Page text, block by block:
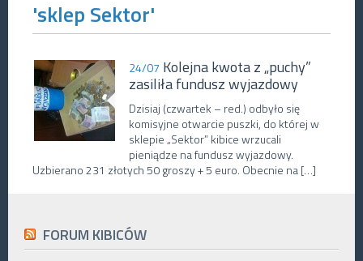
'sklep Sektor'
24/07 Kolejna kwota z „puchy”
zasiliła fundusz wyjazdowy
Dzisiaj (czwartek – red.) odbyło się
komisyjne otwarcie puszki, do której w
sklepie „Sektor” kibice wrzucali
pieniądze na fundusz wyjazdowy.
Uzbierano 231 złotych 50 groszy + 5 euro. Obecnie na […]
FORUM KIBICÓW